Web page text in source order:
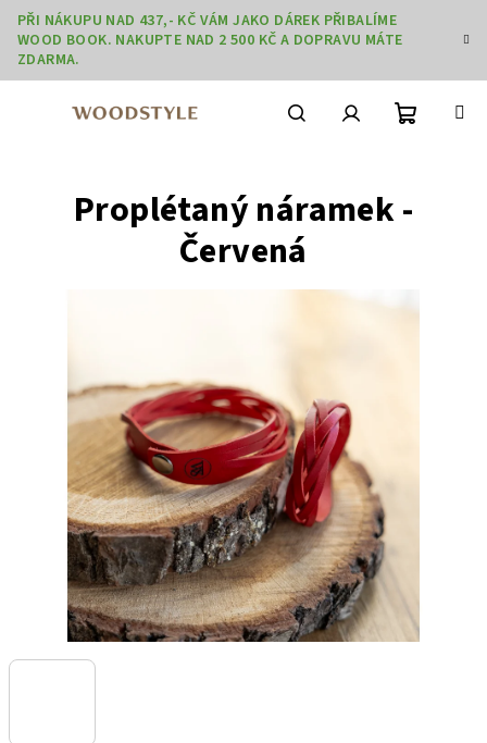
Přejít
obsah
PŘI NÁKUPU NAD 437,- KČ VÁM JAKO DÁREK PŘIBALÍME
WOOD BOOK. NAKUPTE NAD 2 500 KČ A DOPRAVU MÁTE
ZDARMA.
košík
Proplétaný náramek -
Červená